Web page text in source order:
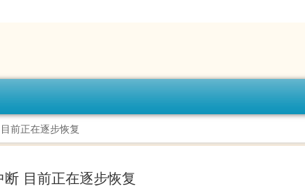
前正在逐步恢复
目前正在逐步恢复